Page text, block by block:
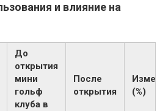
и влияние на
До
открытия
мини
гольф
клуба в
После
открытия
(%)